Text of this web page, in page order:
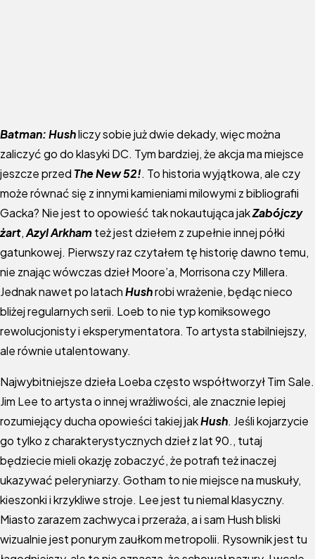
Batman: Hushliczy sobie już dwie dekady, więc można
zaliczyć go do klasyki DC. Tym bardziej, że akcja ma miejsce
jeszcze przed The New 52!. To historia wyjątkowa, ale czy
może równać się z innymi kamieniami milowymi z bibliografii
Gacka? Nie jest to opowieść tak nokautująca jakZabójczy
żart,Azyl Arkhamteż jest dziełem z zupełnie innej półki
gatunkowej. Pierwszy raz czytałem tę historię dawno temu,
nie znając wówczas dzieł Moore’a, Morrisona czy Millera.
Jednak nawet po latachHushrobi wrażenie, będąc nieco
bliżej regularnych serii. Loeb to nie typ komiksowego
rewolucjonisty i eksperymentatora. To artysta stabilniejszy,
ale równie utalentowany.
Najwybitniejsze dzieła Loeba często współtworzył Tim Sale.
Jim Lee to artysta o innej wrażliwości, ale znacznie lepiej
rozumiejący ducha opowieści takiej jakHush. Jeśli kojarzycie
go tylko z charakterystycznych dzieł z lat 90., tutaj
będziecie mieli okazję zobaczyć, że potrafi też inaczej
ukazywać peleryniarzy. Gotham to nie miejsce na muskuły,
kieszonki i krzykliwe stroje. Lee jest tu niemal klasyczny.
Miasto zarazem zachwyca i przeraża, a i sam Hush bliski
wizualnie jest ponurym zaułkom metropolii. Rysownik jest tu